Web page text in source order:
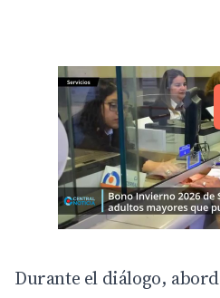
Durante el diálogo,